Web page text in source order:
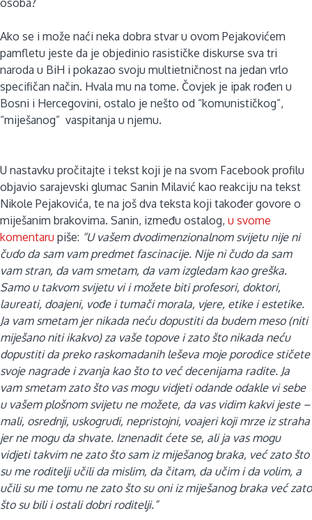
Ako se i može naći neka dobra stvar u ovom Pejakovićem
pamfletu jeste da je objedinio rasističke diskurse sva tri
naroda u BiH i pokazao svoju multietničnost na jedan vrlo
specifičan način. Hvala mu na tome. Čovjek je ipak rođen u
Bosni i Hercegovini, ostalo je nešto od “komunističkog”,
“miješanog” vaspitanja u njemu.
U nastavku pročitajte i tekst koji je na svom Facebook profilu
objavio sarajevski glumac Sanin Milavić kao reakciju na tekst
Nikole Pejakovića, te na još dva teksta koji također govore o
miješanim brakovima. Sanin, između ostalog, u svome
komentaru piše: “U vašem dvodimenzionalnom svijetu nije ni
čudo da sam vam predmet fascinacije. Nije ni čudo da sam
vam stran, da vam smetam, da vam izgledam kao greška.
Samo u takvom svijetu vi i možete biti profesori, doktori,
laureati, doajeni, vođe i tumači morala, vjere, etike i estetike.
Ja vam smetam jer nikada neću dopustiti da budem meso (niti
miješano niti ikakvo) za vaše topove i zato što nikada neću
dopustiti da preko raskomadanih leševa moje porodice stičete
svoje nagrade i zvanja kao što to već decenijama radite. Ja
vam smetam zato što vas mogu vidjeti odande odakle vi sebe
u vašem plošnom svijetu ne možete, da vas vidim kakvi jeste –
mali, osrednji, uskogrudi, nepristojni, voajeri koji mrze iz straha
jer ne mogu da shvate. Iznenadit ćete se, ali ja vas mogu
vidjeti takvim ne zato što sam iz miješanog braka, već zato što
su me roditelji učili da mislim, da čitam, da učim i da volim, a
učili su me tomu ne zato što su oni iz miješanog braka već zato
što su bili i ostali dobri roditelji.”